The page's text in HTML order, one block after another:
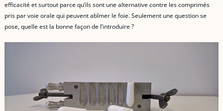
efficacité et surtout parce qu’ils sont une alternative contre les comprimés
pris par voie orale qui peuvent abîmer le foie. Seulement une question se
pose, quelle est la bonne façon de l’introduire ?